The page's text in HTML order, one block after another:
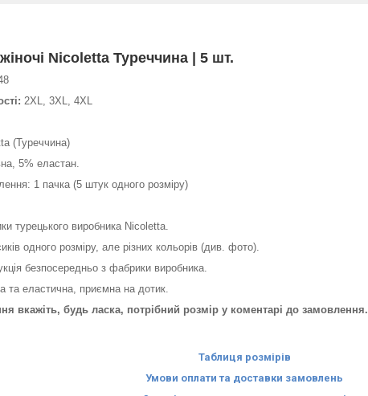
Nicoletta Туреччина | 5 шт.
2XL, 3XL, 4XL
(Туреччина)
5% еластан.
1 пачка (5 штук одного розміру)
турецького виробника Nicoletta.
одного розміру, але різних кольорів (див. фото).
безпосередньо з фабрики виробника.
та еластична, приємна на дотик.
вкажіть, будь ласка, потрібний розмір у коментарі до замовлення.
Таблиця розмірів
Умови оплати та доставки замовлень